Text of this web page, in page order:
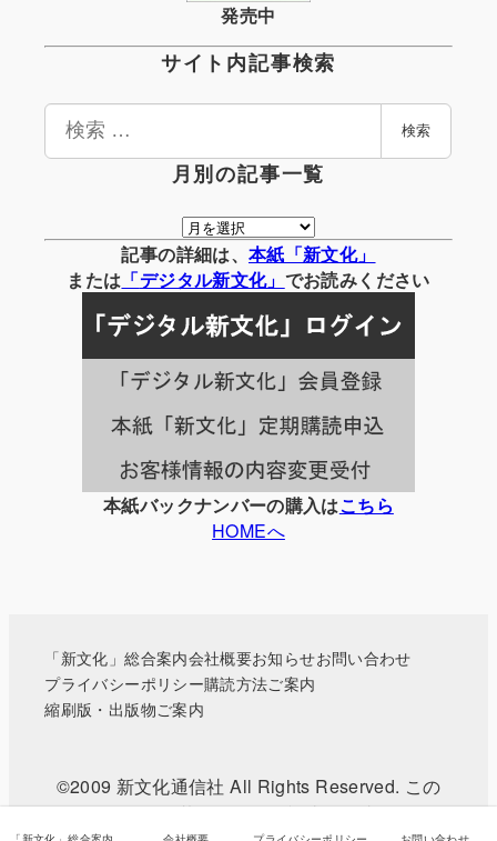
発売中
サイト内記事検索
検
検索
月別の記事一覧
月
別
の
事
一
覧
記事の詳細は、 本紙「新文化」
または 「デジタル新文化」 でお読みください
本紙バックナンバーの購入はこちら
HOMEへ
「新文化」総合案内会社概要お知らせお問い合わせ
プライバシーポリシー購読方法ご案内
縮刷版・出版物ご案内
©2009 新文化通信社 All Rights Reserved. この
WEBサイトに掲載されている記事・写真などの無